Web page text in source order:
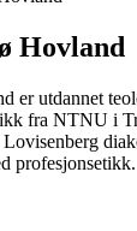
Hovland
er utdannet
fra NTNU i
Lovisenberg
profesjonsetikk.